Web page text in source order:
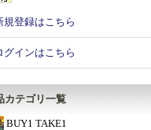
規登録はこちら
グインはこちら
カテゴリ一覧
BUY1 TAKE1